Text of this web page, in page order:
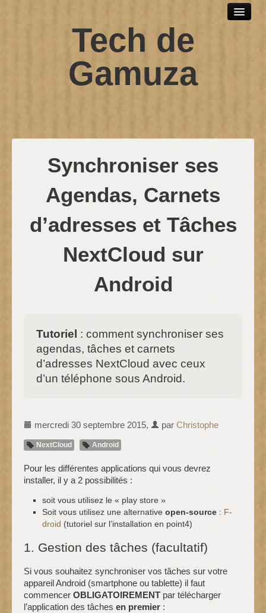
Tech de
Gamuza
Outils et logiciels
Scripts sh
SPIP
Contact
Synchroniser ses
Agendas, Carnets
d’adresses et Tâches
NextCloud sur
Android
Tutoriel : comment synchroniser ses
agendas, tâches et carnets
d’adresses NextCloud avec ceux
d’un téléphone sous Android.
mercredi 30 septembre 2015, par Christophe
NextCloud Android
Pour les différentes applications qui vous devrez
installer, il y a 2 possibilités :
soit vous utilisez le « play store »
Soit vous utilisez une alternative open-source : F-
droid (tutoriel sur l’installation en point4)
1. Gestion des tâches (facultatif)
Si vous souhaitez synchroniser vos tâches sur votre
appareil Android (smartphone ou tablette) il faut
commencer OBLIGATOIREMENT par télécharger
l’application des tâches en premier :